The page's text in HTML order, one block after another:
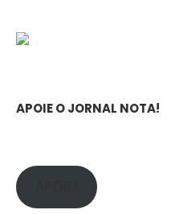
APOIE O JORNAL NOTA!